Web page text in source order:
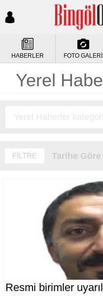
HABERLER FOTO GALERİ
Yerel
FİLTRE Tarihe Göre
Resmi birimler